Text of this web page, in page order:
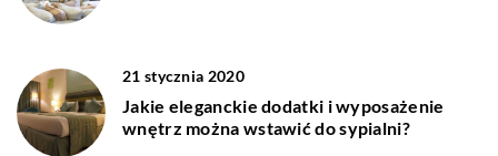
21 stycznia 2020
Jakie eleganckie dodatki i wyposażenie
wnętrz można wstawić do sypialni?